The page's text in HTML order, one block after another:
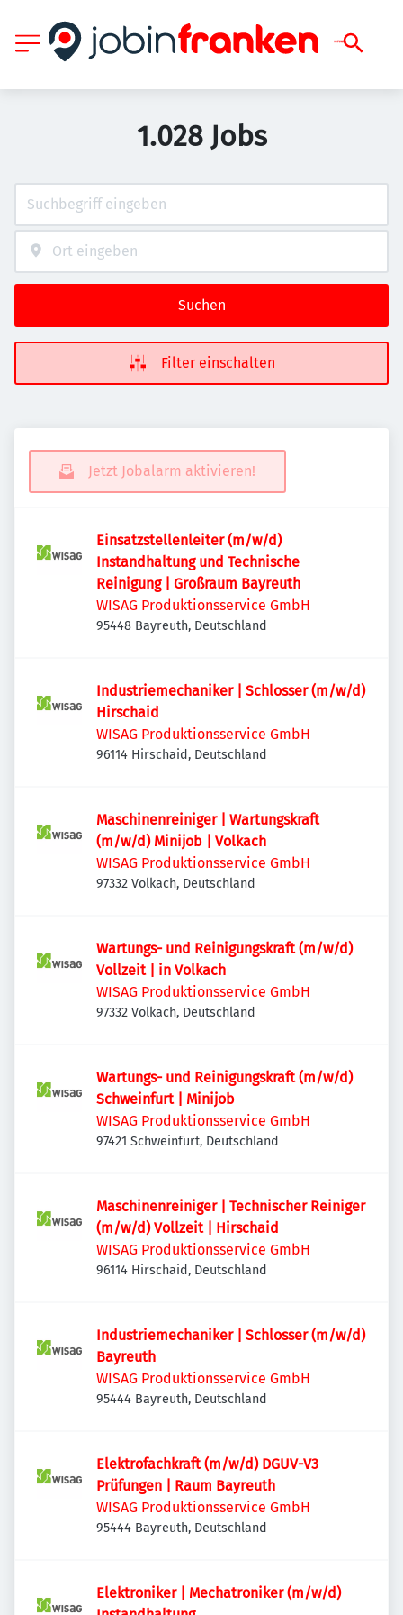
1.028 Jobs
Suchen
Filter einschalten
Jetzt Jobalarm aktivieren!
Einsatzstellenleiter (m/w/d)
Instandhaltung und Technische
Reinigung | Großraum Bayreuth
WISAG Produktionsservice GmbH
95448 Bayreuth, Deutschland
Industriemechaniker | Schlosser (m/w/d)
Hirschaid
WISAG Produktionsservice GmbH
96114 Hirschaid, Deutschland
Maschinenreiniger | Wartungskraft
(m/w/d) Minijob | Volkach
WISAG Produktionsservice GmbH
97332 Volkach, Deutschland
Wartungs- und Reinigungskraft (m/w/d)
Vollzeit | in Volkach
WISAG Produktionsservice GmbH
97332 Volkach, Deutschland
Wartungs- und Reinigungskraft (m/w/d)
Schweinfurt | Minijob
WISAG Produktionsservice GmbH
97421 Schweinfurt, Deutschland
Maschinenreiniger | Technischer Reiniger
(m/w/d) Vollzeit | Hirschaid
WISAG Produktionsservice GmbH
96114 Hirschaid, Deutschland
Industriemechaniker | Schlosser (m/w/d)
Bayreuth
WISAG Produktionsservice GmbH
95444 Bayreuth, Deutschland
Elektrofachkraft (m/w/d) DGUV-V3
Prüfungen | Raum Bayreuth
WISAG Produktionsservice GmbH
95444 Bayreuth, Deutschland
Elektroniker | Mechatroniker (m/w/d)